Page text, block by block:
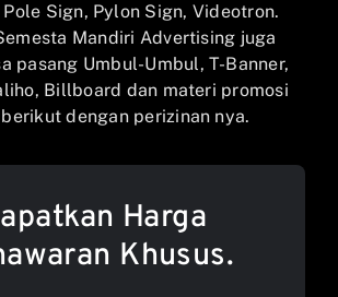
Sign, Pylon Sign, Videotron.
Mandiri Advertising juga
pasang Umbul-Umbul, T-Banner,
Billboard dan materi promosi
dengan perizinan nya.
Harga
Khusus.